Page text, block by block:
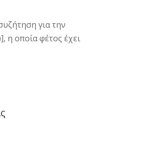
για την
η οποία φέτος έχει